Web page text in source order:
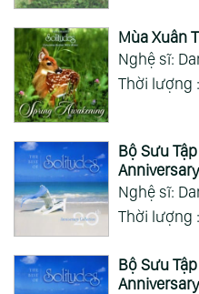
Mùa Xuân
Nghệ sĩ:
Thời lượng
Bộ Sưu
Nghệ sĩ:
Thời lượng
Bộ Sưu